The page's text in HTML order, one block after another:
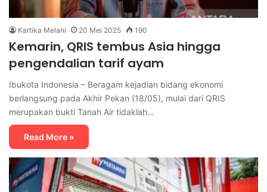
Kartika Melani 20 Mei 2025 190
Kemarin, QRIS tembus Asia hingga
pengendalian tarif ayam
Ibukota Indonesia – Beragam kejadian bidang ekonomi
berlangsung pada Akhir Pekan (18/05), mulai dari QRIS
merupakan bukti Tanah Air tidaklah…
Read More »